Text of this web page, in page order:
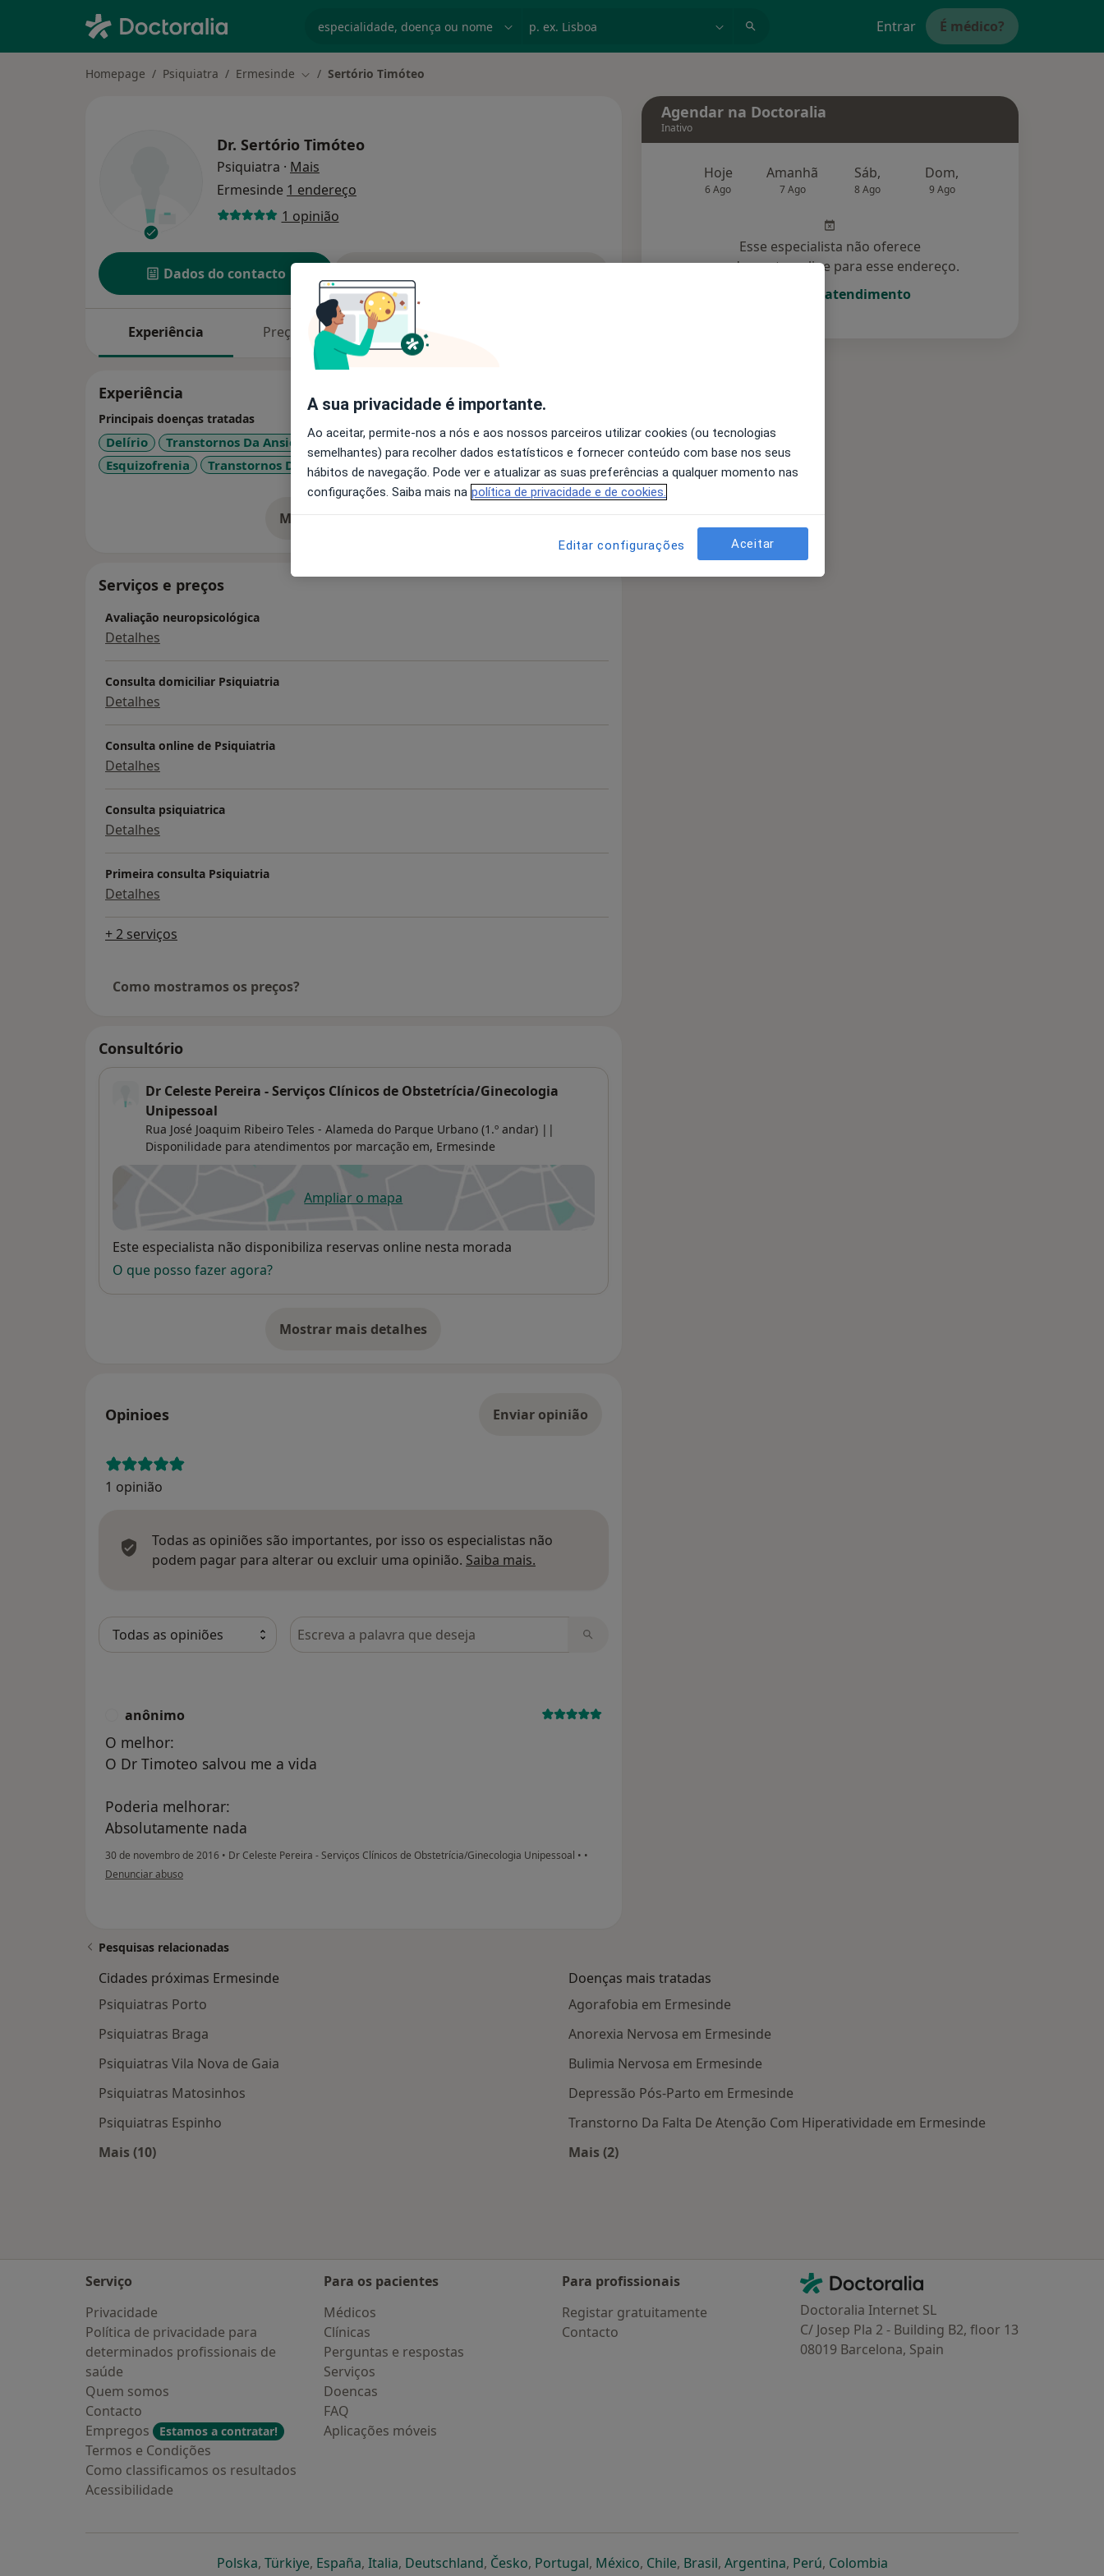
Entrar É médico?
Homepage Psiquiatra Ermesinde Mudar de cidade
Sertório Timóteo
Dr. Sertório Timóteo
Psiquiatra · Mais
Ermesinde 1 endereço
1 opinião
Dados do contacto
Experiência Preços Consultórios
Experiência
Principais doenças tratadas
Delírio Transtornos Da Ansiedade
Transtorno Depressivo Maior
Esquizofrenia
Transtornos Da Personalidade +25 a11y_sr_more_diseases
Mostrar mais detalhes
Serviços e preços
Avaliação neuropsicológica
Detalhes
Consulta domiciliar Psiquiatria
Detalhes
Consulta online de Psiquiatria
Detalhes
Consulta psiquiatrica
Detalhes
Primeira consulta Psiquiatria
Detalhes
+ 2 serviços
Como mostramos os preços?
Consultório
Dr Celeste Pereira - Serviços Clínicos de Obstetrícia/Ginecologia
Unipessoal
Rua José Joaquim Ribeiro Teles - Alameda do Parque Urbano (1.º andar) ||
Disponilidade para atendimentos por marcação em, Ermesinde
Ampliar o mapaabre num novo separador
Disponibilidade
Este especialista não disponibiliza reservas online nesta morada
O que posso fazer agora?
Mostrar mais detalhes
sobre o endereço
Opinioes Enviar opinião
1 opinião
Todas as opiniões são importantes, por isso os especialistas não
podem pagar para alterar ou excluir uma opinião. Saiba mais.
Pesquisar em opiniões
anônimo
O melhor:
O Dr Timoteo salvou me a vida
Poderia melhorar:
Absolutamente nada
30 de novembro de 2016 • Dr Celeste Pereira - Serviços Clínicos de Obstetrícia/Ginecologia Unipessoal • •
na opinião do utilizador anônimo
Denunciar abuso
Agendar na Doctoralia
Inativo
Hoje
6 Ago
Amanhã
7 Ago
Sáb,
8 Ago
Dom,
9 Ago
Esse especialista não oferece
agendamento online para esse endereço.
Solicite um atendimento
Pesquisas relacionadas
Cidades próximas Ermesinde
Psiquiatras Porto
Psiquiatras Braga
Psiquiatras Vila Nova de Gaia
Psiquiatras Matosinhos
Psiquiatras Espinho
Mais (10)
Doenças mais tratadas
Agorafobia em Ermesinde
Anorexia Nervosa em Ermesinde
Bulimia Nervosa em Ermesinde
Depressão Pós-Parto em Ermesinde
Transtorno Da Falta De Atenção Com Hiperatividade em Ermesinde
Mais (2)
Serviço
Privacidade
Política de privacidade para
determinados profissionais de
saúde
Quem somos
Contacto
Empregos
Estamos a contratar!
Termos e Condições
Como classificamos os resultados
Acessibilidade
Para os pacientes
Médicos
Clínicas
Perguntas e respostas
Serviços
Doencas
FAQ
Aplicações móveis
Para profissionais
Registar gratuitamente
Contacto
Contacto
Doctoralia - Homepage
Doctoralia Internet SL
C/ Josep Pla 2 - Building B2, floor 13
08019 Barcelona, Spain
Polskaabre num novo separador
, Türkiyeabre num novo separador
, Españaabre num novo separador
, Italiaabre num novo separador
, Deutschlandabre num novo separador
, Českoabre num novo separador
, Portugalabre num novo separador
, Méxicoabre num novo separador
, Chileabre num novo separador
, Brasilabre num novo separador
, Argentinaabre num novo separador
, Perúabre num novo separador
, Colombiaabre num novo separador
A sua privacidade é importante.
Ao aceitar, permite-nos a nós e aos nossos parceiros utilizar cookies (ou tecnologias
semelhantes) para recolher dados estatísticos e fornecer conteúdo com base nos seus
hábitos de navegação. Pode ver e atualizar as suas preferências a qualquer momento nas
configurações. Saiba mais na política de privacidade e de cookies.
Editar configurações Aceitar